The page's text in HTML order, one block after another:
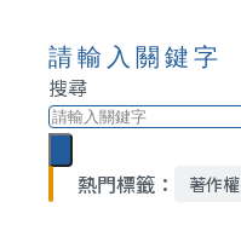
請輸入關鍵字
搜尋
熱門標籤： 著作權